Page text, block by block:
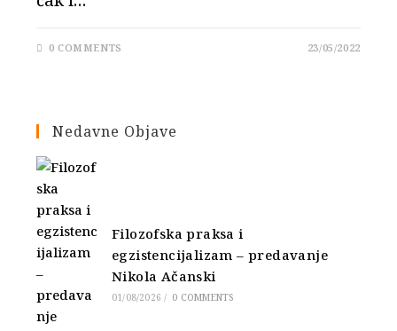
0 COMMENTS 23/05/2022
Nedavne Objave
Filozofska praksa i
egzistencijalizam – predavanje
Nikola Ačanski
01/08/2026 / 0 COMMENTS